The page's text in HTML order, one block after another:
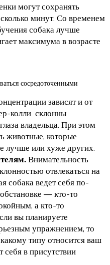
могут сохранять
минут. Со временем
собака лучше
максимума в возрасте
сосредоточенными
зависят и от
колли склонны
владельца. При этом
животные, которые
лучше или хуже других.
Внимательность
отвлекаться на
собака ведет себя по-
— кто-то
а кто-то
вы планируете
упражнением, то
типу относится ваш
себя в присутствии